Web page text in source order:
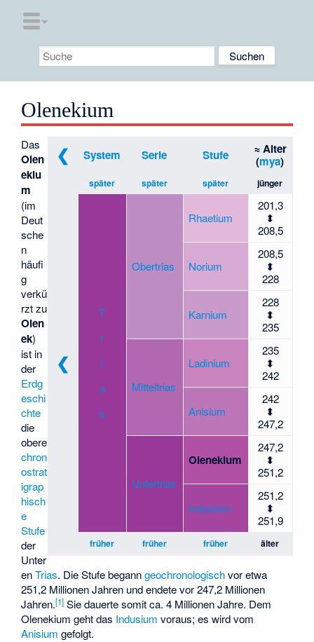
Olenekium
❮ System Serie Stufe
≈ Alter
(mya)
❮
später später später jünger
T
r
i
a
s
Obertrias
Rhaetium
201,3
⬍
208,5
Norium
208,5
⬍
228
Karnium
228
⬍
235
Mitteltrias
Ladinium
235
⬍
242
Anisium
242
⬍
247,2
Untertrias
Olenekium
247,2
⬍
251,2
Indusium
251,2
⬍
251,9
früher früher früher älter
Das
Olen
ekiu
m
(im
Deut
sche
n
häufi
g
verkü
rzt zu
Olen
ek)
ist in
der
Erdg
eschi
chte
die
obere
chron
ostrat
igrap
hisch
e
Stufe
der
Unter
enTrias. Die Stufe beganngeochronologischvor etwa
251,2 Millionen Jahren und endete vor 247,2 Millionen
Jahren.[1] Sie dauerte somit ca. 4 Millionen Jahre. Dem
Olenekium geht das Indusium voraus; es wird vom
Anisium gefolgt.